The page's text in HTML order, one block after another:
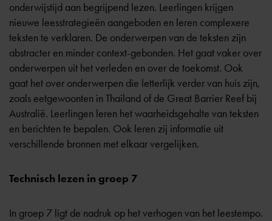
onderwijstijd aan begrijpend lezen. Leerlingen krijgen
nieuwe leesstrategieën aangeboden en leren complexere
teksten te verklaren. De onderwerpen van de teksten zijn
abstracter en minder context-gebonden. Het gaat vaker over
onderwerpen uit het verleden en over de toekomst. Ook
gaat het over onderwerpen die letterlijk verder van huis zijn,
zoals eetgewoonten in Thailand of de Great Barrier Reef bij
Australië. Leerlingen leren het waarheidsgehalte van teksten
en berichten te bepalen. Ook leren zij informatie uit
verschillende bronnen met elkaar vergelijken.
Technisch lezen in groep 7
In groep 7 ligt de nadruk op het verhogen van het leestempo.